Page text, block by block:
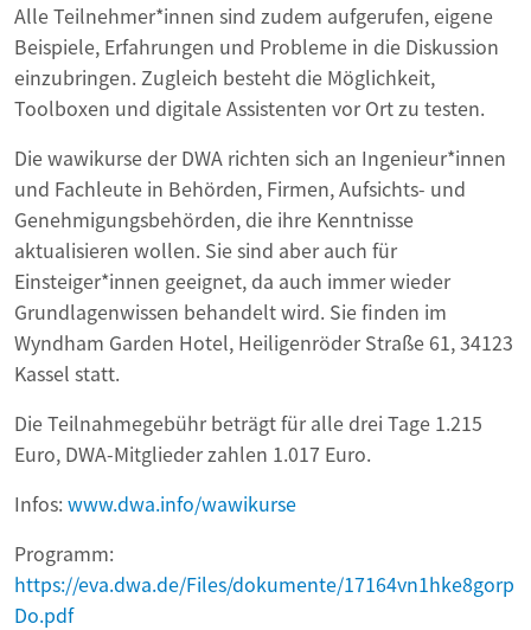
Alle Teilnehmer*innen sind zudem aufgerufen, eigene
Beispiele, Erfahrungen und Probleme in die Diskussion
einzubringen. Zugleich besteht die Möglichkeit,
Toolboxen und digitale Assistenten vor Ort zu testen.
Die wawikurse der DWA richten sich an Ingenieur*innen
und Fachleute in Behörden, Firmen, Aufsichts- und
Genehmigungsbehörden, die ihre Kenntnisse
aktualisieren wollen. Sie sind aber auch für
Einsteiger*innen geeignet, da auch immer wieder
Grundlagenwissen behandelt wird. Sie finden im
Wyndham Garden Hotel, Heiligenröder Straße 61, 34123
Kassel statt.
Die Teilnahmegebühr beträgt für alle drei Tage 1.215
Euro, DWA-Mitglieder zahlen 1.017 Euro.
Infos: www.dwa.info/wawikurse
Programm:
https://eva.dwa.de/Files/dokumente/17164vn1hke8gorp
Do.pdf